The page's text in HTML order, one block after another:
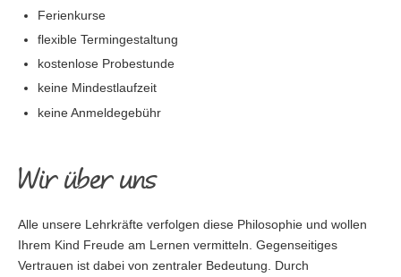
Ferienkurse
flexible Termingestaltung
kostenlose Probestunde
keine Mindestlaufzeit
keine Anmeldegebühr
Wir über uns
Alle unsere Lehrkräfte verfolgen diese Philosophie und wollen
Ihrem Kind Freude am Lernen vermitteln. Gegenseitiges
Vertrauen ist dabei von zentraler Bedeutung. Durch